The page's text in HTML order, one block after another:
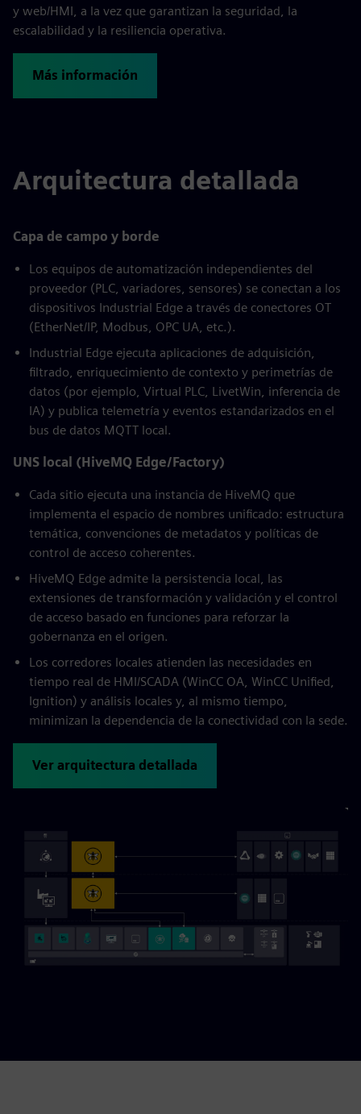
y web/HMI, a la vez que garantizan la seguridad, la
escalabilidad y la resiliencia operativa.
Más información
Arquitectura detallada
Capa de campo y borde
Los equipos de automatización independientes del
proveedor (PLC, variadores, sensores) se conectan a los
dispositivos Industrial Edge a través de conectores OT
(EtherNet/IP, Modbus, OPC UA, etc.).
Industrial Edge ejecuta aplicaciones de adquisición,
filtrado, enriquecimiento de contexto y perimetrías de
datos (por ejemplo, Virtual PLC, LivetWin, inferencia de
IA) y publica telemetría y eventos estandarizados en el
bus de datos MQTT local.
UNS local (HiveMQ Edge/Factory)
Cada sitio ejecuta una instancia de HiveMQ que
implementa el espacio de nombres unificado: estructura
temática, convenciones de metadatos y políticas de
control de acceso coherentes.
HiveMQ Edge admite la persistencia local, las
extensiones de transformación y validación y el control
de acceso basado en funciones para reforzar la
gobernanza en el origen.
Los corredores locales atienden las necesidades en
tiempo real de HMI/SCADA (WinCC OA, WinCC Unified,
Ignition) y análisis locales y, al mismo tiempo,
minimizan la dependencia de la conectividad con la sede.
Ver arquitectura detallada